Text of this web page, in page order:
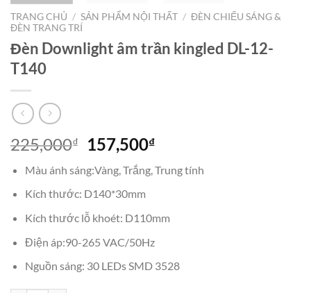
TRANG CHỦ / SẢN PHẨM NỘI THẤT / ĐÈN CHIẾU SÁNG &
ĐÈN TRANG TRÍ
Đèn Downlight âm trần kingled DL-12-
T140
225,000₫
Giá
là:
225,000₫.
157,500₫Giá
tại
Màu ánh sáng:Vàng, Trắng, Trung tính
Kích thước: D140*30mm
Kích thước lỗ khoét: D110mm
Điện áp:90-265 VAC/50Hz
Nguồn sáng: 30 LEDs SMD 3528